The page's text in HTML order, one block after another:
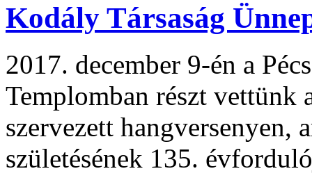
Kodály Társaság
2017. december 9-én a
Templomban részt vettünk
szervezett hangversenyen,
születésének 135.